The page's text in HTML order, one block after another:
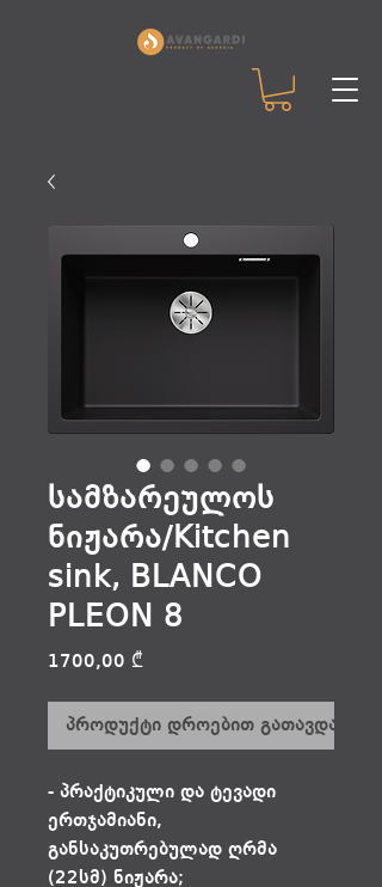
სამზარეულოს
ნიჟარა/Kitchen
sink, BLANCO
PLEON 8
1700,00 ₾
პროდუქტი დროებით გათავდა
- პრაქტიკული და ტევადი
ერთჯამიანი,
განსაკუთრებულად ღრმა
(22სმ) ნიჟარა;